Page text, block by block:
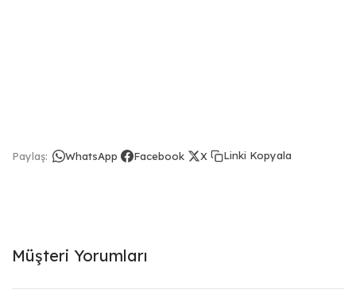
Paylaş: WhatsApp Facebook X Linki Kopyala
Müşteri Yorumları